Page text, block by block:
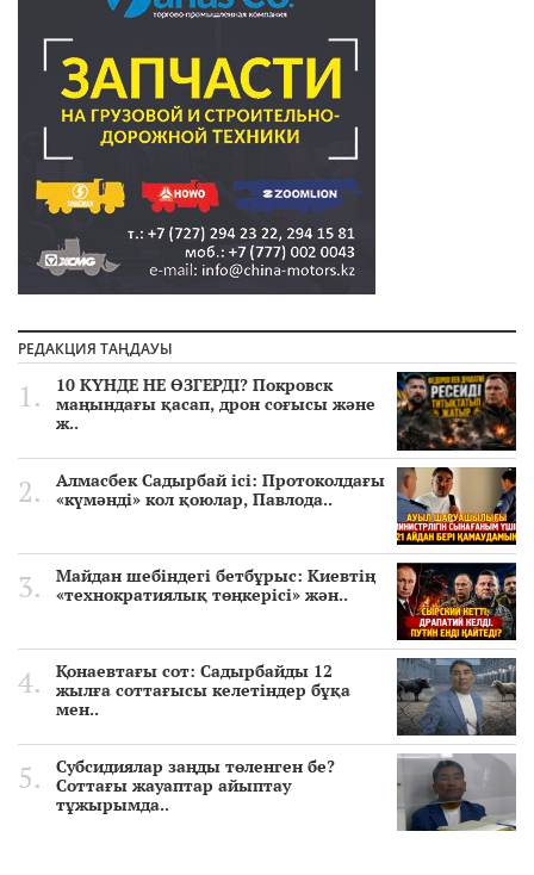
РЕДАКЦИЯ ТАҢДАУЫ
10 КҮНДЕ НЕ ӨЗГЕРДІ? Покровск
маңындағы қасап, дрон соғысы және
ж..
Алмасбек Садырбай ісі: Протоколдағы
«күмәнді» кол қоюлар, Павлода..
Майдан шебіндегі бетбұрыс: Киевтің
«технократиялық төңкерісі» жән..
Қонаевтағы сот: Садырбайды 12
жылға соттағысы келетіндер бұқа
мен..
Субсидиялар заңды төленген бе?
Соттағы жауаптар айыптау
тұжырымда..